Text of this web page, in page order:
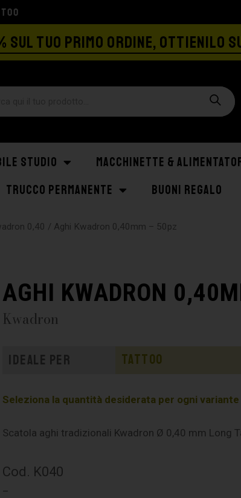
SUL TUO PRIMO ORDINE, OTTIENILO
STUDIO MACCHINETTE &
TRUCCO PERMANENTE BUONI REGALO
0,40 / Aghi Kwadron 0,40mm – 50pz
AGHI KWADRON
Kwadron
Ideale per Tattoo
Seleziona la quantità desiderata per ogni
Scatola aghi tradizionali Kwadron Ø 0,40 mm Long
Cod. K040
–